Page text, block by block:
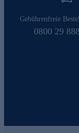
Gebührenfreie
0800 29